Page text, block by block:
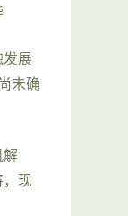
展
未确
解
现